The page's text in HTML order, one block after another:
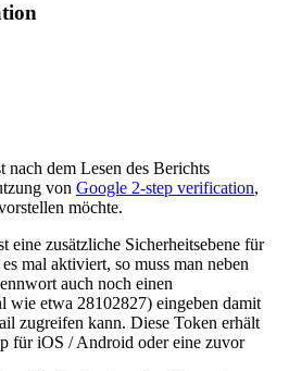
dem Lesen des Berichts
von Google 2-step verification,
möchte.
eine zusätzliche Sicherheitsebene für
mal aktiviert, so muss man neben
auch noch einen
wie etwa 28102827) eingeben damit
zugreifen kann. Diese Token erhält
für iOS / Android oder eine zuvor